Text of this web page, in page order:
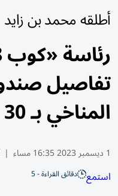
أطلقه محمد بن زايد
تفاصيل
المناخي بـ 30 مليار دولار
1 ديسمبر 2023 16:35 مساء |
استمع دقائق القراءة - 5